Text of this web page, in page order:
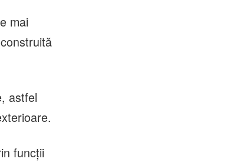
mai
astfel
funcții